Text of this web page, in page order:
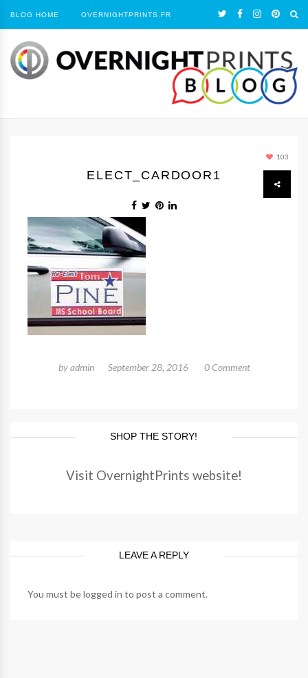
BLOG HOME OVERNIGHTPRINTS.FR
103
ELECT_CARDOOR1
byadmin September 28, 2016 0 Comment
SHOP THE STORY!
Visit OvernightPrints website!
LEAVE A REPLY
You must belogged in to post a comment.